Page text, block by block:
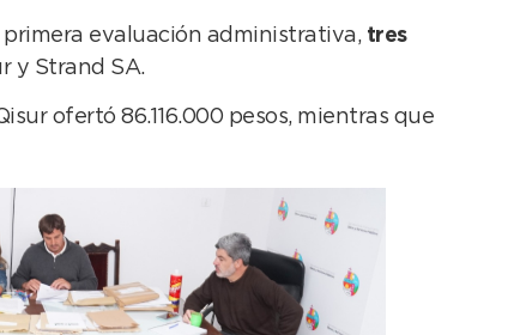
primera evaluación administrativa, tres
y Strand SA.
ofertó 86.116.000 pesos, mientras que